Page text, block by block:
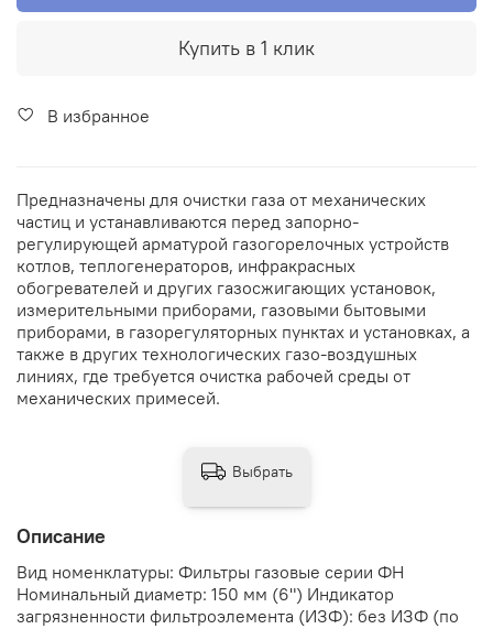
Купить в 1 клик
В избранное
Предназначены для очистки газа от механических
частиц и устанавливаются перед запорно-
регулирующей арматурой газогорелочных устройств
котлов, теплогенераторов, инфракрасных
обогревателей и других газосжигающих установок,
измерительными приборами, газовыми бытовыми
приборами, в газорегуляторных пунктах и установках, а
также в других технологических газо-воздушных
линиях, где требуется очистка рабочей среды от
механических примесей.
Описание
Вид номенклатуры: Фильтры газовые серии ФН
Номинальный диаметр: 150 мм (6") Индикатор
загрязненности фильтроэлемента (ИЗФ): без ИЗФ (по
Выбрать